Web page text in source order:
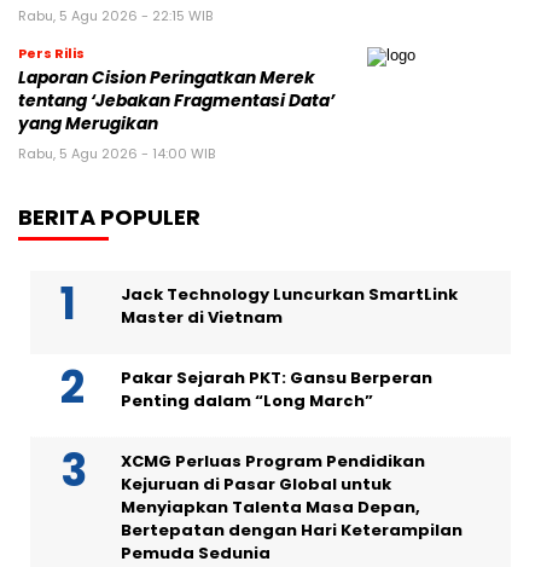
Rabu, 5 Agu 2026 - 22:15 WIB
Pers Rilis
Laporan Cision Peringatkan Merek
tentang ‘Jebakan Fragmentasi Data’
yang Merugikan
Rabu, 5 Agu 2026 - 14:00 WIB
BERITA POPULER
Jack Technology Luncurkan SmartLink
Master di Vietnam
Pakar Sejarah PKT: Gansu Berperan
Penting dalam “Long March”
XCMG Perluas Program Pendidikan
Kejuruan di Pasar Global untuk
Menyiapkan Talenta Masa Depan,
Bertepatan dengan Hari Keterampilan
Pemuda Sedunia